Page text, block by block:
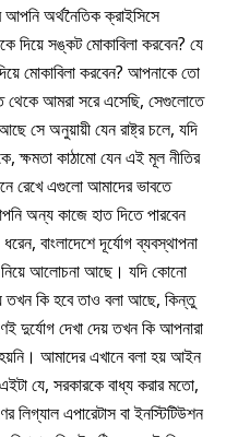
অর্থনৈতিক ক্রাইসিসে
সঙ্কট মোকাবিলা করবেন? যে
মোকাবিলা করবেন? আপনাকে তো
থেকে আমরা সরে এসেছি, সেগুলোতে
সে অনুয়ায়ী যেন রাষ্ট্র চলে, যদি
ক্ষমতা কাঠামো যেন এই মূল নীতির
রেখে এগুলো আমাদের ভাবতে
অন্য কাজে হাত দিতে পারবেন
বাংলাদেশে দূর্যোগ ব্যবস্থাপনা
আলোচনা আছে। যদি কোনো
তখন কি হবে তাও বলা আছে, কিন্তু
দুর্যোগ দেখা দেয় তখন কি আপনারা
আমাদের এখানে বলা হয় আইন
যে, সরকারকে বাধ্য করার মতো,
লিগ্যাল এপারেটাস বা ইনস্টিটিউশন